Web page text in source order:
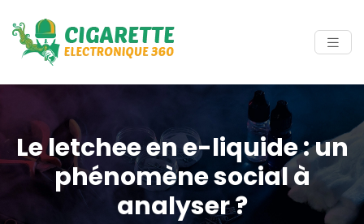
Le letchee en e-liquide : un
phénomène social à
analyser ?